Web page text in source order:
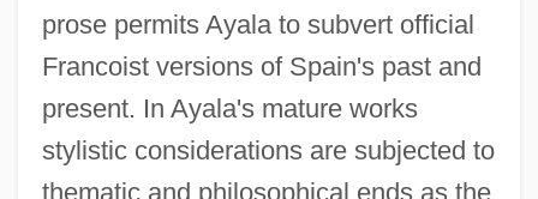
prose permits Ayala to subvert official
Francoist versions of Spain's past and
present. In Ayala's mature works
stylistic considerations are subjected to
thematic and philosophical ends as the